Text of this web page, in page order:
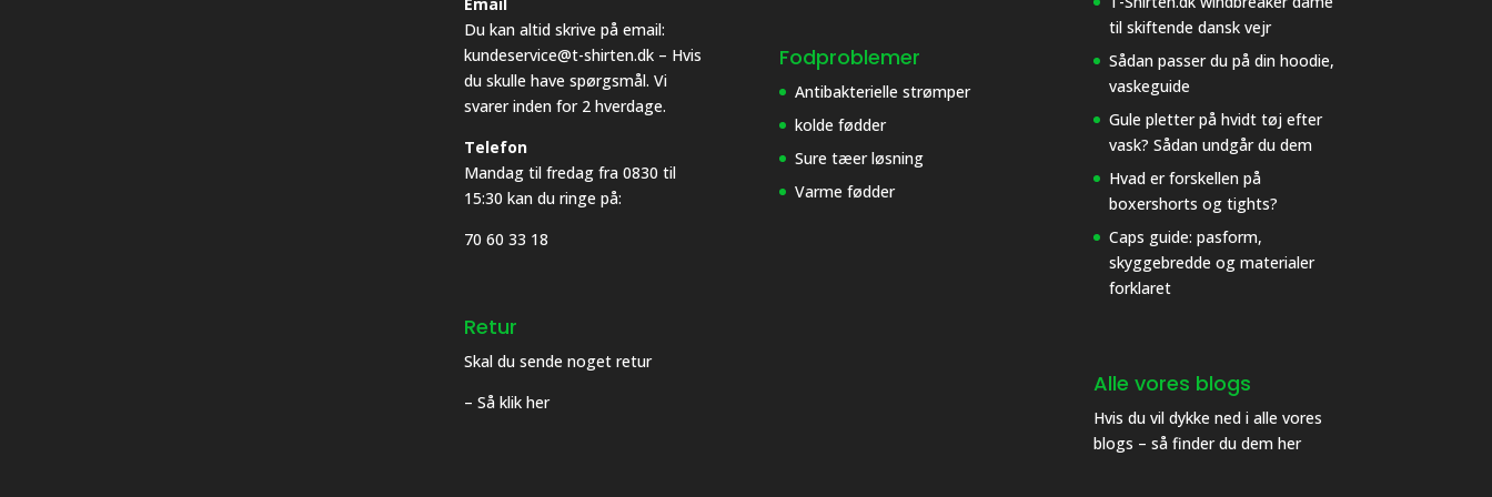
Du kan altid skrive på email:
kundeservice@t-shirten.dk – Hvis
du skulle have spørgsmål. Vi
svarer inden for 2 hverdage.
Telefon
Mandag til fredag fra 0830 til
15:30 kan du ringe på:
70 60 33 18
Retur
Skal du sende noget retur
– Så klik her
Fodproblemer
Antibakterielle strømper
kolde fødder
Sure tæer løsning
Varme fødder
til skiftende dansk vejr
Sådan passer du på din hoodie,
vaskeguide
Gule pletter på hvidt tøj efter
vask? Sådan undgår du dem
Hvad er forskellen på
boxershorts og tights?
Caps guide: pasform,
skyggebredde og materialer
forklaret
Alle vores blogs
Hvis du vil dykke ned i alle vores
blogs – så finder du dem her
PÅ ALT I SHOPPEN